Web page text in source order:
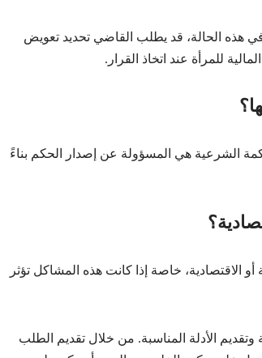
هذه الحالة، قد يطلب القاضي تحديد تعويض
للمرأة عند اتخاذ القرار.
الشرعية هي المسؤولة عن إصدار الحكم بناءً
الاقتصادية، خاصة إذا كانت هذه المشاكل تؤثر
الأدلة المناسبة. من خلال تقديم الطلب